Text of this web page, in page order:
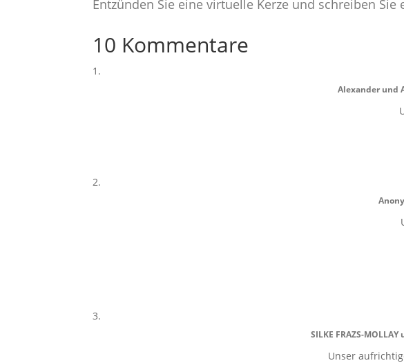
Entzünden Sie eine virtuelle Kerze und schreiben
10 Kommentare
Alexander und
SILKE FRAZS-
Unser